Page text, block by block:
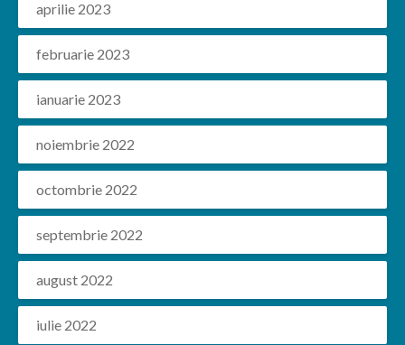
aprilie 2023
februarie 2023
ianuarie 2023
noiembrie 2022
octombrie 2022
septembrie 2022
august 2022
iulie 2022